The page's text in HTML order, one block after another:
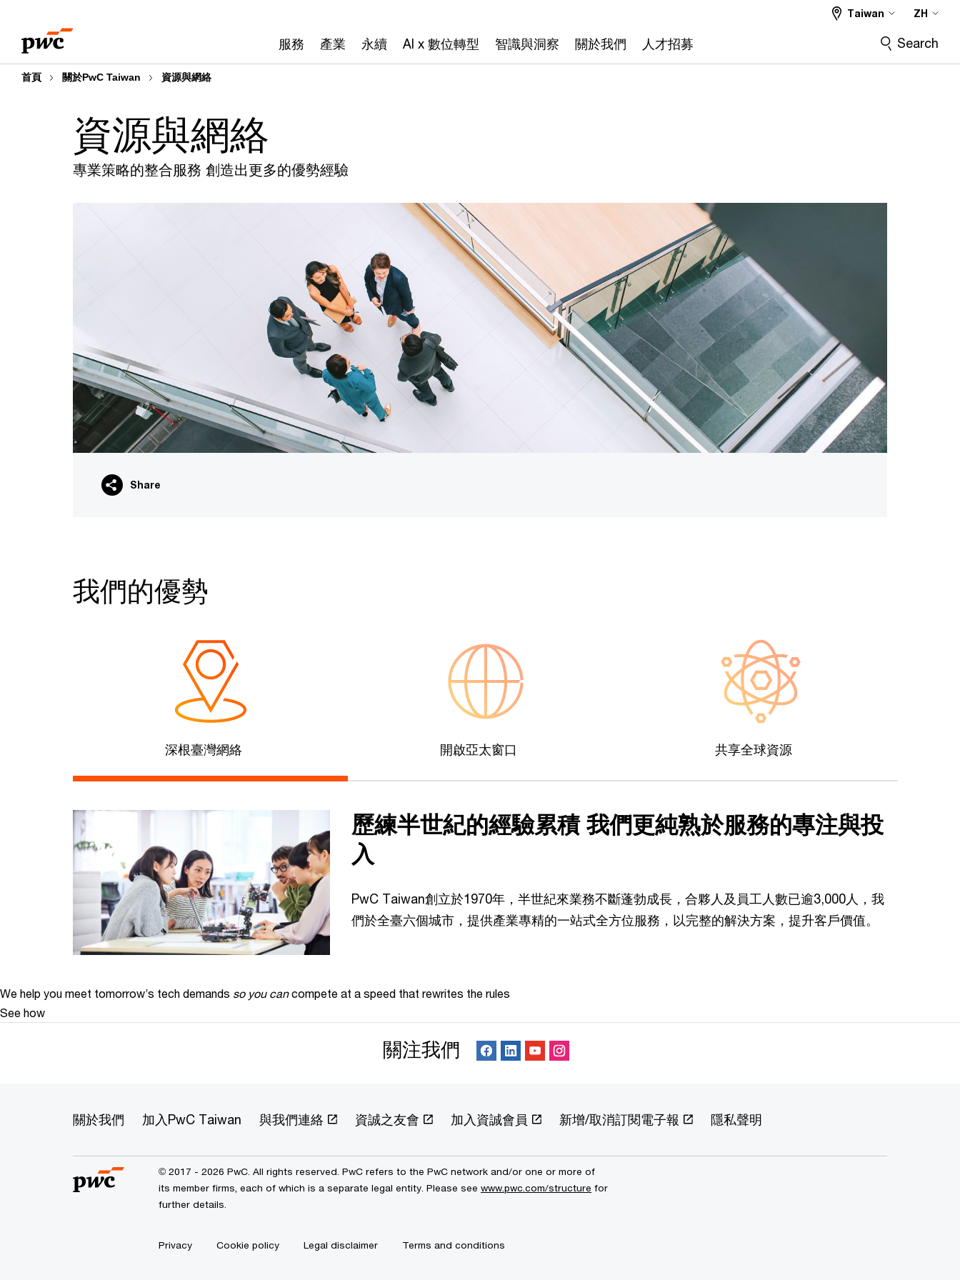
content
footer
服務 產業 永續 AI x 數位轉型 智識與洞察 關於我們 人才招募
Taiwan ZH
Search
首頁 關於PwC Taiwan 資源與網絡
專業策略的整合服務 創造出更多的優勢經驗
資源與網絡
Share
我們的優勢
深根臺灣網絡 開啟亞太窗口 共享全球資源
歷練半世紀的經驗累積 我們更純熟於服務的專注與投
入
PwC Taiwan創立於1970年，半世紀來業務不斷蓬勃成長，合夥人及員工人數已逾3,000人，我
們於全臺六個城市，提供產業專精的一站式全方位服務，以完整的解決方案，提升客戶價值。
We help you meet tomorrow’s tech demands so you can compete at a speed that rewrites the rules
See how
關注我們
關於我們 加入PwC Taiwan 與我們連絡 資誠之友會 加入資誠會員 新增/取消訂閱電子報 隱私聲明
© 2017 - 2026 PwC. All rights reserved. PwC refers to the PwC network and/or one or more of
its member firms, each of which is a separate legal entity. Please see www.pwc.com/structure for
further details.
Privacy Cookie policy Legal disclaimer Terms and conditions